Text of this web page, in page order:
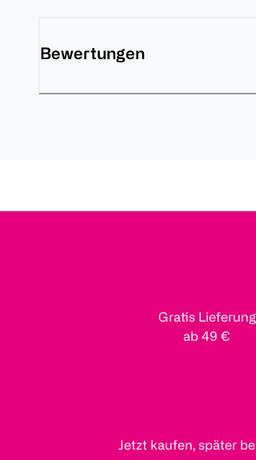
Bewertungen
Gratis Lieferung
ab 49 €
Jetzt kaufen, später